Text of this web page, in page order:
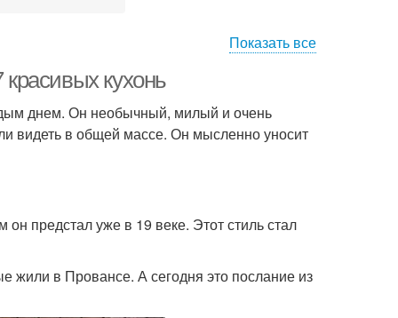
Показать все
красивых кухонь
днем. Он необычный, милый и очень
видеть в общей массе. Он мысленно уносит
предстал уже в 19 веке. Этот стиль стал
жили в Провансе. А сегодня это послание из